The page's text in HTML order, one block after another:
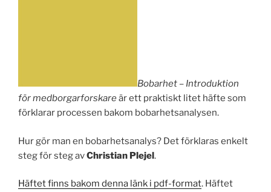
Bobarhet – Introduktion
för medborgarforskareär ett praktiskt litet häfte som
förklarar processen bakom bobarhetsanalysen.
Hur gör man en bobarhetsanalys? Det förklaras enkelt
steg för steg avChristian Plejel.
Häftet finns bakom denna länk i pdf-format. Häftet